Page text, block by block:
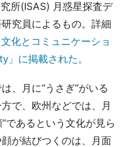
所(ISAS) 月惑星探査デ
究員によるもの。詳細
化とコミュニケーショ
」に掲載された。
、月に“うさぎ”がいる
で、欧州などでは、月
であるという文化が見ら
が結びつくのは、月面